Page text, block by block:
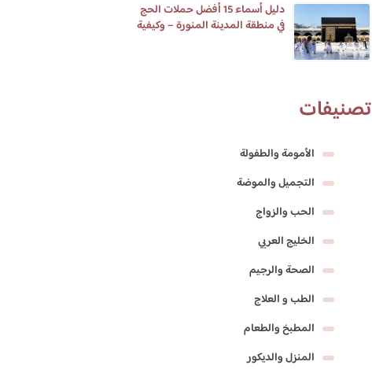
دليل أسماء 15 أفضل حملات الحج
في منطقة المدينة المنورة – وكيفية
تصنيفات
الأمومة والطفولة
التجميل والموضة
الحب والزواج
الخليج العربي
الصحة والرجيم
الطب و العلاج
المطبخ والطعام
المنزل والديكور